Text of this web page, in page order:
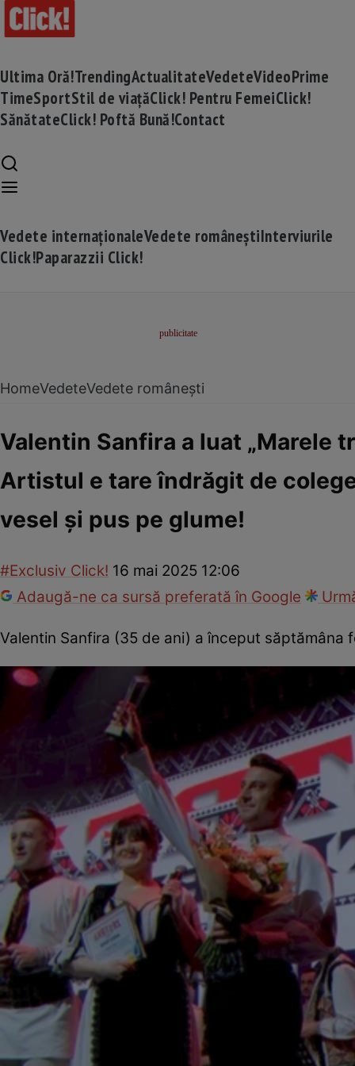
Ultima Oră!TrendingActualitateVedeteVideoPrime
TimeSportStil de viațăClick! Pentru FemeiClick!
SănătateClick! Poftă Bună!Contact
Vedete internaționaleVedete româneștiInterviurile
Click!Paparazzii Click!
HomeVedeteVedete românești
Valentin Sanfira a luat „Marele
Artistul e tare îndrăgit de
vesel și pus pe glume!
#Exclusiv Click! 16 mai 2025 12:06
Adaugă-ne ca sursă preferată în Google
Valentin Sanfira (35 de ani) a început săptămâna